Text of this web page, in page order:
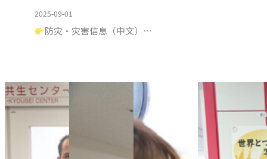
2025-09-01
防灾・灾害信息（中文）…